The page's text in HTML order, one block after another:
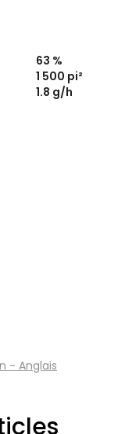
63 %
1 500 pi²
1.8 g/h
- Anglais